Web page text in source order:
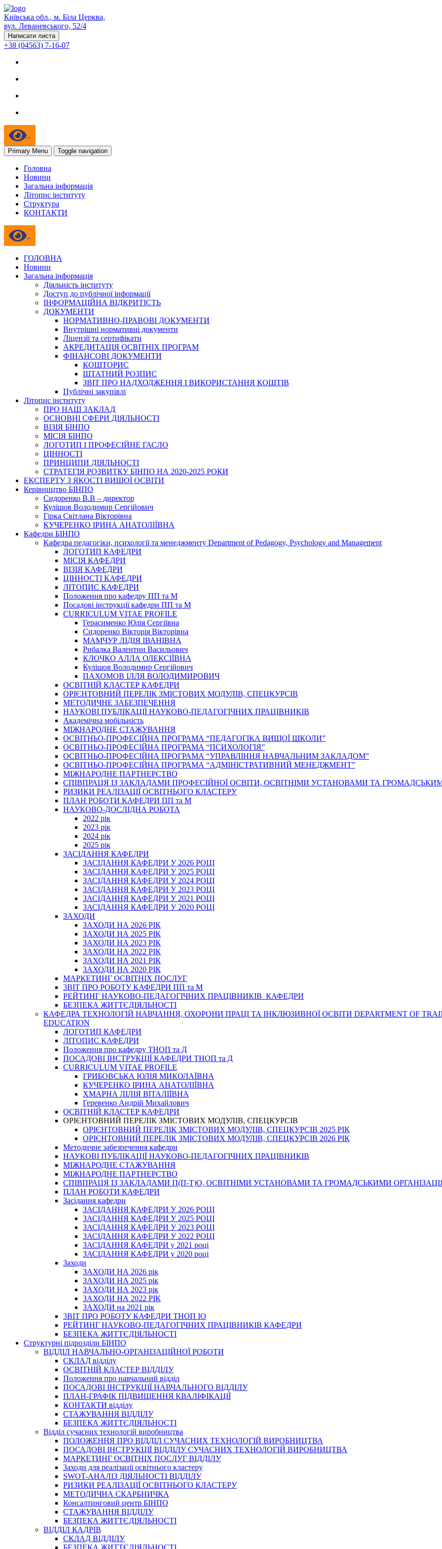
Київська обл., м. Біла Церква,
вул. Леваневського, 52/4
Написати листа
+38 (04563) 7-16-07
Primary Menu Toggle navigation
Головна
Новини
Загальна інформація
Літопис інституту
Структура
КОНТАКТИ
ГОЛОВНА
Новини
Загальна інформація
Діяльність інституту
Доступ до публічної інформації
ІНФОРМАЦІЙНА ВІДКРИТІСТЬ
ДОКУМЕНТИ
НОРМАТИВНО-ПРАВОВІ ДОКУМЕНТИ
Внутрішні нормативні документи
Ліцензії та сертифікати
АКРЕДИТАЦІЯ ОСВІТНІХ ПРОГРАМ
ФІНАНСОВІ ДОКУМЕНТИ
КОШТОРИС
ШТАТНИЙ РОЗПИС
ЗВІТ ПРО НАДХОДЖЕННЯ І ВИКОРИСТАННЯ КОШТІВ
Публічні закупівлі
Літопис інституту
ПРО НАШ ЗАКЛАД
ОСНОВНІ СФЕРИ ДІЯЛЬНОСТІ
ВІЗІЯ БІНПО
МІСІЯ БІНПО
ЛОГОТИП І ПРОФЕСІЙНЕ ГАСЛО
ЦІННОСТІ
ПРИНЦИПИ ДІЯЛЬНОСТІ
СТРАТЕГІЯ РОЗВИТКУ БІНПО НА 2020-2025 РОКИ
ЕКСПЕРТУ З ЯКОСТІ ВИЩОЇ ОСВІТИ
Керівництво БІНПО
Сидоренко В.В – директор
Кулішов Володимир Сергійович
Гірка Світлана Вікторівна
КУЧЕРЕНКО ІРИНА АНАТОЛІЇВНА
Кафедри БІНПО
Кафедра педагогіки, психології та менеджменту Department of Pedagogy, Psychology and Management
ЛОГОТИП КАФЕДРИ
МІСІЯ КАФЕДРИ
ВІЗІЯ КАФЕДРИ
ЦІННОСТІ КАФЕДРИ
ЛІТОПИС КАФЕДРИ
Положення про кафедру ПП та М
Посадові інструкції кафедри ПП та М
CURRICULUM VITAE PROFILE
Герасименко Юлія Сергіївна
Сидоренко Вікторія Вікторівна
МАМЧУР ЛІДІЯ ІВАНІВНА
Рибалка Валентин Васильович
КЛОЧКО АЛЛА ОЛЕКСІЇВНА
Кулішов Володимир Сергійович
ПАХОМОВ ІЛЛЯ ВОЛОДИМИРОВИЧ
ОСВІТНІЙ КЛАСТЕР КАФЕДРИ
ОРІЄНТОВНИЙ ПЕРЕЛІК ЗМІСТОВИХ МОДУЛІВ, СПЕЦКУРСІВ
МЕТОДИЧНЕ ЗАБЕЗПЕЧЕННЯ
НАУКОВІ ПУБЛІКАЦІЇ НАУКОВО-ПЕДАГОГІЧНИХ ПРАЦІВНИКІВ
Академічна мобільність
МІЖНАРОДНЕ СТАЖУВАННЯ
ОСВІТНЬО-ПРОФЕСІЙНА ПРОГРАМА “ПЕДАГОГІКА ВИЩОЇ ШКОЛИ”
ОСВІТНЬО-ПРОФЕСІЙНА ПРОГРАМА “ПСИХОЛОГІЯ”
ОСВІТНЬО-ПРОФЕСІЙНА ПРОГРАМА “УПРАВЛІННЯ НАВЧАЛЬНИМ ЗАКЛАДОМ”
ОСВІТНЬО-ПРОФЕСІЙНА ПРОГРАМА “АДМІНІСТРАТИВНИЙ МЕНЕДЖМЕНТ”
МІЖНАРОДНЕ ПАРТНЕРСТВО
СПІВПРАЦЯ ІЗ ЗАКЛАДАМИ ПРОФЕСІЙНОЇ ОСВІТИ, ОСВІТНІМИ УСТАНОВАМИ ТА
РИЗИКИ РЕАЛІЗАЦІЇ ОСВІТНЬОГО КЛАСТЕРУ
ПЛАН РОБОТИ КАФЕДРИ ПП та М
НАУКОВО-ДОСЛІДНА РОБОТА
2022 рік
2023 рік
2024 рік
2025 рік
ЗАСІДАННЯ КАФЕДРИ
ЗАСІДАННЯ КАФЕДРИ У 2026 РОЦІ
ЗАСІДАННЯ КАФЕДРИ У 2025 РОЦІ
ЗАСІДАННЯ КАФЕДРИ У 2024 РОЦІ
ЗАСІДАННЯ КАФЕДРИ У 2023 РОЦІ
ЗАСІДАННЯ КАФЕДРИ У 2021 РОЦІ
ЗАСІДАННЯ КАФЕДРИ У 2020 РОЦІ
ЗАХОДИ
ЗАХОДИ НА 2026 РІК
ЗАХОДИ НА 2025 РІК
ЗАХОДИ НА 2023 РІК
ЗАХОДИ НА 2022 РІК
ЗАХОДИ НА 2021 РІК
ЗАХОДИ НА 2020 РІК
МАРКЕТИНГ ОСВІТНІХ ПОСЛУГ
3BIT ПРО РОБОТУ КАФЕДРИ ПП та М
РЕЙТИНГ НАУКОВО-ПЕДАГОГІЧНИХ ПРАЦІВНИКІВ КАФЕДРИ
БЕЗПЕКА ЖИТТЄДІЯЛЬНОСТІ
КАФЕДРА ТЕХНОЛОГІЙ НАВЧАННЯ, ОХОРОНИ ПРАЦІ ТА ІНКЛЮЗИВНОЇ ОСВІТИ DEPARTMENT OF
EDUCATION
ЛОГОТИП КАФЕДРИ
ЛІТОПИС КАФЕДРИ
Положення про кафедру ТНОП та Д
ПОСАДОВІ ІНСТРУКЦІЇ КАФЕДРИ ТНОП та Д
CURRICULUM VITAE PROFILE
ГРИБОВСЬКА ЮЛІЯ МИКОЛАЇВНА
КУЧЕРЕНКО ІРИНА АНАТОЛІЇВНА
ХМАРНА ЛІЛІЯ ВІТАЛІЇВНА
Геревенко Андрій Михайлович
ОСВІТНІЙ КЛАСТЕР КАФЕДРИ
ОРІЄНТОВНИЙ ПЕРЕЛІК ЗМІСТОВИХ МОДУЛІВ, СПЕЦКУРСІВ
ОРІЄНТОВНИЙ ПЕРЕЛІК ЗМІСТОВИХ МОДУЛІВ, СПЕЦКУРСІВ 2025 РІК
ОРІЄНТОВНИЙ ПЕРЕЛІК ЗМІСТОВИХ МОДУЛІВ, СПЕЦКУРСІВ 2026 РІК
Методичне забезпечення кафедри
НАУКОВІ ПУБЛІКАЦІЇ НАУКОВО-ПЕДАГОГІЧНИХ ПРАЦІВНИКІВ
МІЖНАРОДНЕ СТАЖУВАННЯ
МІЖНАРОДНЕ ПАРТНЕРСТВО
СПІВПРАЦЯ ІЗ ЗАКЛАДАМИ П(П-Т)О, ОСВІТНІМИ УСТАНОВАМИ ТА ГРОМАДСЬКИМИ
ПЛАН РОБОТИ КАФЕДРИ
Засідання кафедри
ЗАСІДАННЯ КАФЕДРИ У 2026 РОЦІ
ЗАСІДАННЯ КАФЕДРИ У 2025 РОЦІ
ЗАСІДАННЯ КАФЕДРИ У 2023 РОЦІ
ЗАСІДАННЯ КАФЕДРИ У 2022 РОЦІ
ЗАСІДАННЯ КАФЕДРИ у 2021 році
ЗАСІДАННЯ КАФЕДРИ у 2020 році
Заходи
ЗАХОДИ НА 2026 рік
ЗАХОДИ НА 2025 рік
ЗАХОДИ НА 2023 рік
ЗАХОДИ НА 2022 РІК
ЗАХОДИ на 2021 рік
3BIT ПРО РОБОТУ КАФЕДРИ ТНОП ІО
РЕЙТИНГ НАУКОВО-ПЕДАГОГІЧНИХ ПРАЦІВНИКІВ КАФЕДРИ
БЕЗПЕКА ЖИТТЄДІЯЛЬНОСТІ
Структурні підрозділи БІНПО
ВІДДІЛ НАВЧАЛЬНО-ОРГАНІЗАЦІЙНОЇ РОБОТИ
СКЛАД відділу
ОСВІТНІЙ КЛАСТЕР ВІДДІЛУ
Положення про навчальний вiддiл
ПОСАДОВІ ІНСТРУКЦІЇ НАВЧАЛЬНОГО ВІДДІЛУ
ПЛАН-ГРАФІК ПІДВИЩЕННЯ КВАЛІФІКАЦІЇ
КОНТАКТИ відділу
СТАЖУВАННЯ ВІДДІЛУ
БЕЗПЕКА ЖИТТЄДІЯЛЬНОСТІ
Відділ сучасних технологій виробництва
ПОЛОЖЕННЯ ПРО ВІДДІЛ СУЧАСНИХ ТЕХНОЛОГІЙ ВИРОБНИЦТВА
ПОСАДОВІ ІНСТРУКЦІЇ ВІДДІЛУ СУЧАСНИХ ТЕХНОЛОГІЙ ВИРОБНИЦТВА
МАРКЕТИНГ ОСВІТНІХ ПОСЛУГ ВІДДІЛУ
Заходи для реалізації освітнього кластеру
SWOT-АНАЛІЗ ДІЯЛЬНОСТІ ВІДДІЛУ
РИЗИКИ РЕАЛІЗАЦІЇ ОСВІТНЬОГО КЛАСТЕРУ
МЕТОДИЧНА СКАРБНИЧКА
Консалтинговий центр БІНПО
СТАЖУВАННЯ ВІДДІЛУ
БЕЗПЕКА ЖИТТЄДІЯЛЬНОСТІ
ВІДДІЛ КАДРІВ
СКЛАД ВІДДІЛУ
БЕЗПЕКА ЖИТТЄДІЯЛЬНОСТІ